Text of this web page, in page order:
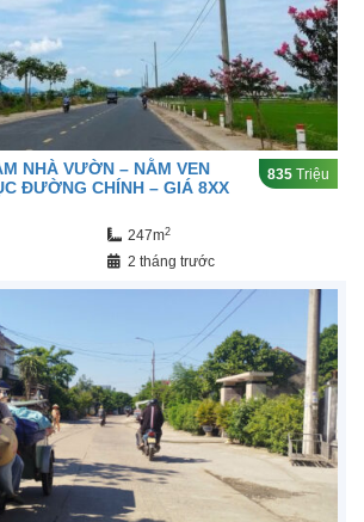
NHÀ VƯỜN – NẰM VEN
ĐƯỜNG CHÍNH – GIÁ 8XX
835 Triệu
247m2
2 tháng trước